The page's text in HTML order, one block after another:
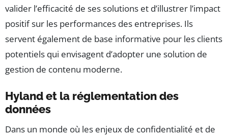
valider l’efficacité de ses solutions et d’illustrer l’impact
positif sur les performances des entreprises. Ils
servent également de base informative pour les clients
potentiels qui envisagent d’adopter une solution de
gestion de contenu moderne.
Hyland et la réglementation des
données
Dans un monde où les enjeux de confidentialité et de